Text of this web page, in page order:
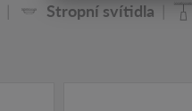
Stropní svítidla